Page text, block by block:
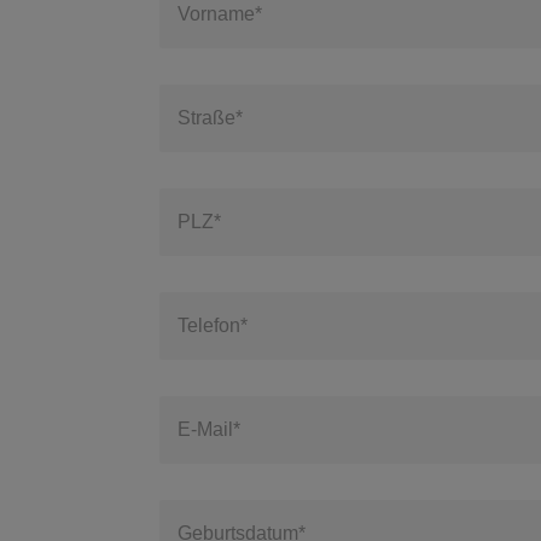
Vorname*
Straße*
PLZ*
Telefon*
E-Mail*
Geburtsdatum*